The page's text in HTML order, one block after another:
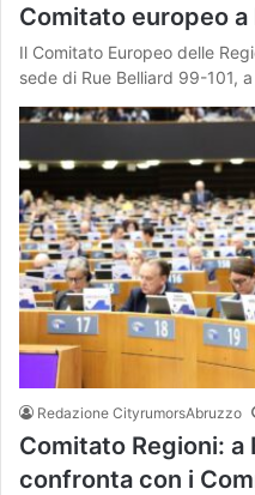
Comitato europeo a
Il Comitato Europeo delle
sede di Rue Belliard 99-101,
Redazione CityrumorsAbruzzo
Comitato Regioni: a
confronta con i